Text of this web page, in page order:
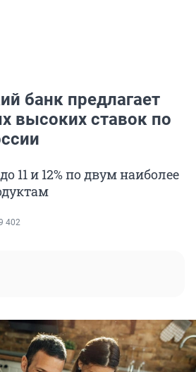
банк предлагает
высоких ставок по
11 и 12% по двум наиболее
402